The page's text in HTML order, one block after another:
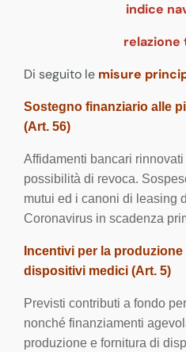
indice
relazione
Di seguito le misure
Sostegno finanziario alle
(Art. 56)
Affidamenti bancari
possibilità di revoca.
mutui ed i canoni di leasing
Coronavirus in scadenza
Incentivi per la
dispositivi medici (Art. 5)
Previsti contributi a fondo
nonché finanziamenti
produzione e fornitura di